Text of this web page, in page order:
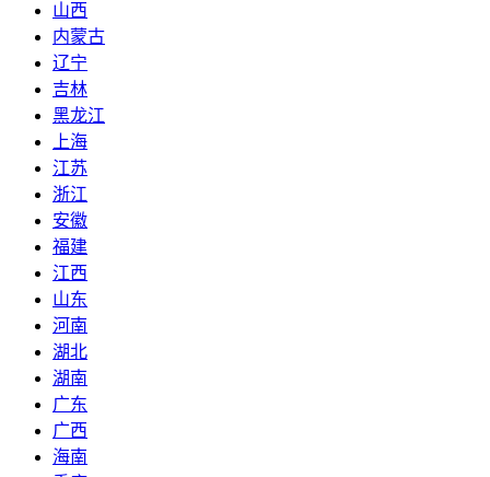
山西
内蒙古
辽宁
吉林
黑龙江
上海
江苏
浙江
安徽
福建
江西
山东
河南
湖北
湖南
广东
广西
海南